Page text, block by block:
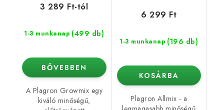
1-3 munkanap (499 db)
3 289 Ft-tól
BŐVEBBEN
A Plagron Growmix egy
kiváló minőségű,
1-3 munkanap (196 db)
6 299 Ft
KOSÁRBA
Plagron Allmix - a